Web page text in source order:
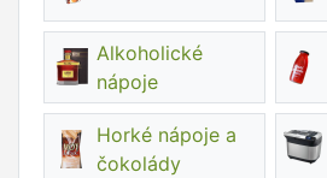
Alkoholické
nápoje
Horké nápoje a
čokolády